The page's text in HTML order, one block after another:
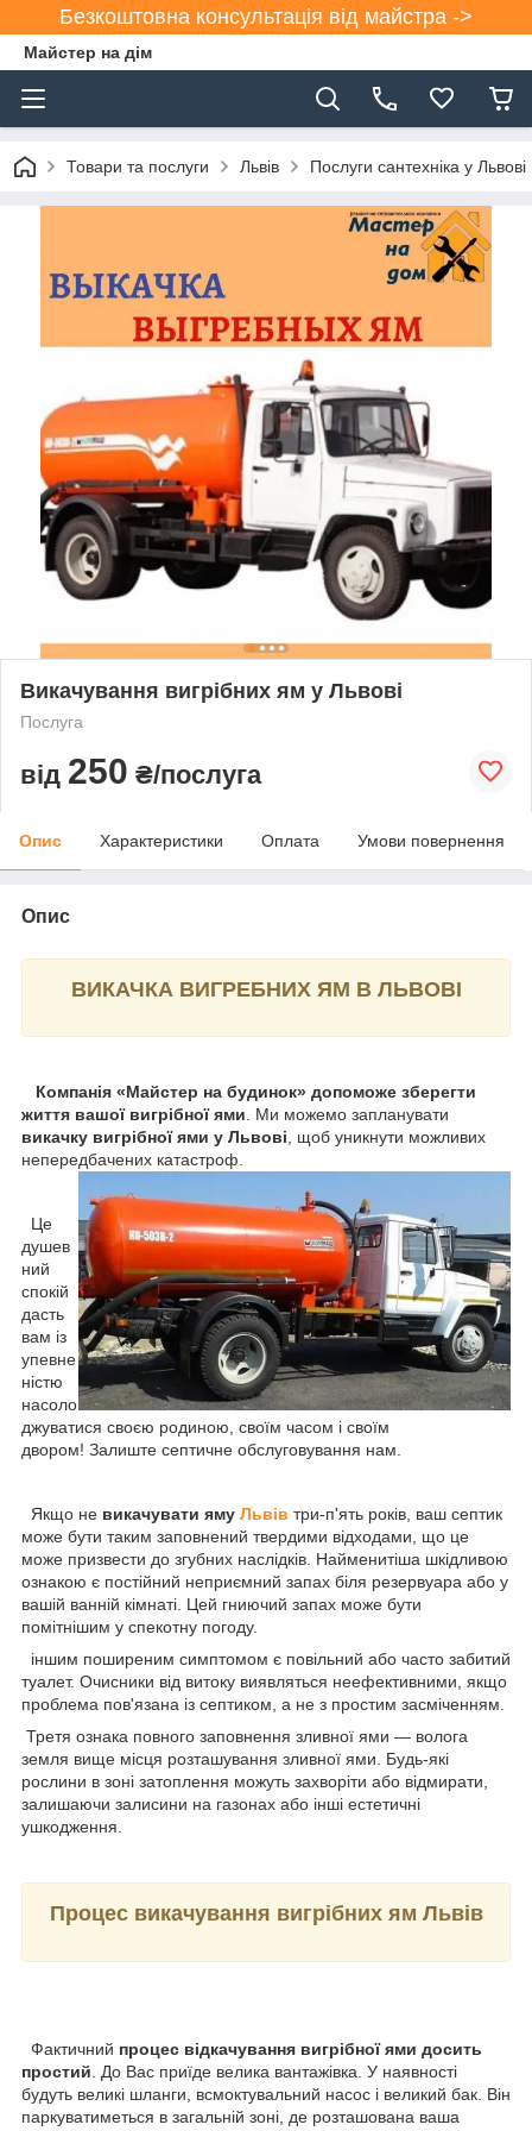
Безкоштовна консультація від майстра ->
Майстер на дім
Товари та послуги Львів Послуги сантехніка у Львові
Викачування вигрібних ям у Львові
Послуга
від 250 ₴/послуга
Опис Характеристики Оплата Умови повернення
Опис
ВИКАЧКА ВИГРЕБНИХ ЯМ В ЛЬВОВІ
Компанія «Майстер на будинок» допоможе зберегти
життя вашої вигрібної ями. Ми можемо запланувати
викачку вигрібної ями у Львові, щоб уникнути можливих
непередбачених катастроф.
Це
душев
ний
спокій
дасть
вам із
упевне
ністю
насоло
джуватися своєю родиною, своїм часом і своїм
двором! Залиште септичне обслуговування нам.
Якщо не викачувати яму Львів три-п'ять років, ваш септик
може бути таким заповнений твердими відходами, що це
може призвести до згубних наслідків. Найменитіша шкідливою
ознакою є постійний неприємний запах біля резервуара або у
вашій ванній кімнаті. Цей гниючий запах може бути
помітнішим у спекотну погоду.
іншим поширеним симптомом є повільний або часто забитий
туалет. Очисники від витоку виявляться неефективними, якщо
проблема пов'язана із септиком, а не з простим засміченням.
Третя ознака повного заповнення зливної ями — волога
земля вище місця розташування зливної ями. Будь-які
рослини в зоні затоплення можуть захворіти або відмирати,
залишаючи залисини на газонах або інші естетичні
ушкодження.
Процес викачування вигрібних ям Львів
Фактичний процес відкачування вигрібної ями досить
простий . До Вас приїде велика вантажівка. У наявності
будуть великі шланги, всмоктувальний насос і великий бак. Він
паркуватиметься в загальній зоні, де розташована ваша